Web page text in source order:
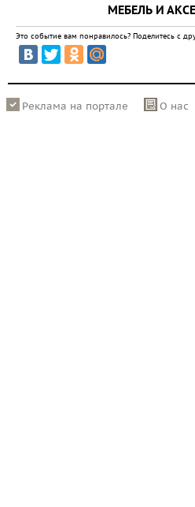
МЕБЕЛЬ И
Это событие вам понравилось? Поделитесь с
Реклама на портале О нас